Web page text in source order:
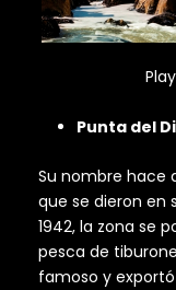
Punta del
Su nombre hace
que se dieron en
1942, la zona se
pesca de
famoso y